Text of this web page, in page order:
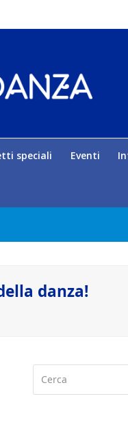
speciali Eventi
danza!